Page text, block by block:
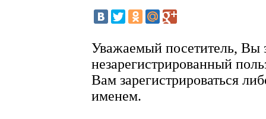
Уважаемый посетитель, Вы
незарегистрированный
Вам зарегистрироваться
именем.